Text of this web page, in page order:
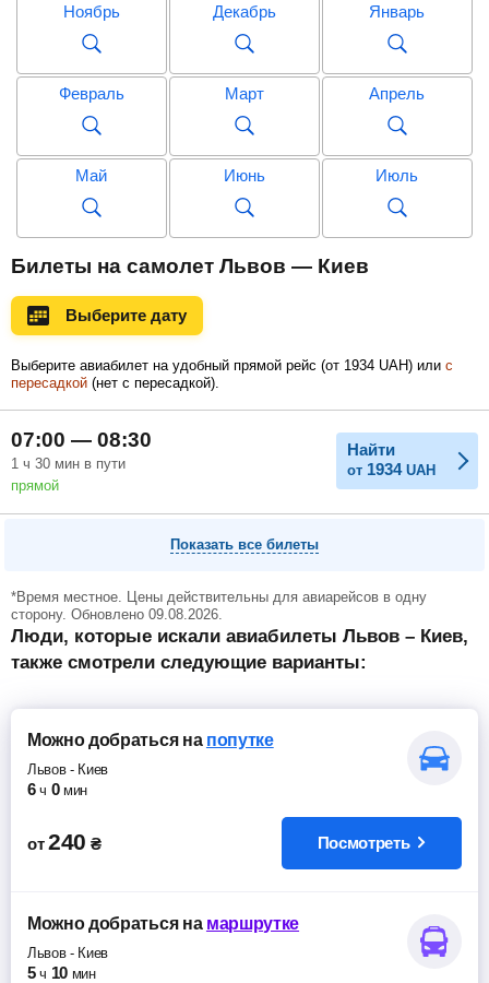
Ноябрь Декабрь Январь
Февраль Март Апрель
Май Июнь Июль
Сентябрь
Ноябрь
Билеты на самолет Львов — Киев
Выберите дату
Выберите авиабилет на удобный прямой рейс (от 1934 UAH) или с
пересадкой (нет с пересадкой).
07:00 — 08:30
1 ч 30 мин в пути
прямой
Найти
от 1934 UAH
Показать все билеты
*Время местное. Цены действительны для авиарейсов в одну
сторону. Обновлено 09.08.2026.
Люди, которые искали авиабилеты Львов – Киев,
также смотрели следующие варианты:
Можно добратьсяна попутке
Львов- Киев
6 ч 0 мин
от 240 ₴ Посмотреть
Можно добратьсяна маршрутке
Львов- Киев
5 ч 10 мин